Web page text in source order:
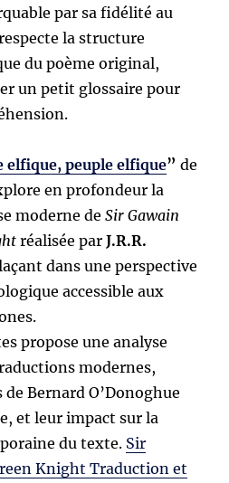
par sa fidélité au
la structure
du poème original,
un petit glossaire pour
elfique, peuple elfique” de
en profondeur la
moderne deSir Gawain
réalisée parJ.R.R.
dans une perspective
accessible aux
propose une analyse
modernes,
Bernard O’Donoghue
et leur impact sur la
du texte. Sir
Knight Traduction et